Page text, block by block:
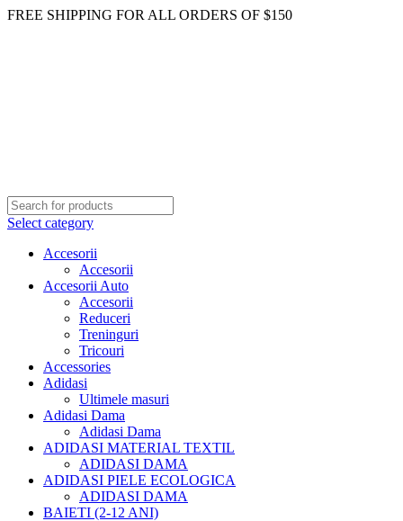
FREE SHIPPING FOR ALL ORDERS OF $150
Select category
Accesorii
Accesorii
Accesorii Auto
Accesorii
Reduceri
Treninguri
Tricouri
Accessories
Adidasi
Ultimele masuri
Adidasi Dama
Adidasi Dama
ADIDASI MATERIAL TEXTIL
ADIDASI DAMA
ADIDASI PIELE ECOLOGICA
ADIDASI DAMA
BAIETI (2-12 ANI)